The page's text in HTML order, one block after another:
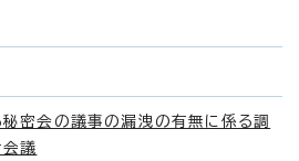
密会の議事の漏洩の有無に係る調
議